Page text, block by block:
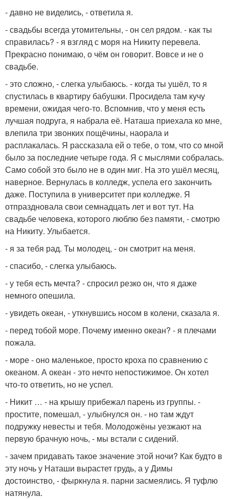
- давно не виделись, - ответила я.
- свадьбы всегда утомительны, - он сел рядом. - как ты
справилась? - я взгляд с моря на Никиту перевела.
Прекрасно понимаю, о чём он говорит. Вовсе и не о
свадьбе.
- это сложно, - слегка улыбаюсь. - когда ты ушёл, то я
спустилась в квартиру бабушки. Просидела там кучу
времени, ожидая чего-то. Вспомнив, что у меня есть
лучшая подруга, я набрала её. Наташа приехала ко мне,
влепила три звонких пощёчины, наорала и
расплакалась. Я рассказала ей о тебе, о том, что со мной
было за последние четыре года. Я с мыслями собралась.
Само собой это было не в один миг. На это ушёл месяц,
наверное. Вернулась в колледж, успела его закончить
даже. Поступила в университет при колледже. Я
отпраздновала свои семнадцать лет и вот тут. На
свадьбе человека, которого люблю без памяти, - смотрю
на Никиту. Улыбается.
- я за тебя рад. Ты молодец, - он смотрит на меня.
- спасибо, - слегка улыбаюсь.
- у тебя есть мечта? - спросил резко он, что я даже
немного опешила.
- увидеть океан, - уткнувшись носом в колени, сказала я.
- перед тобой море. Почему именно океан? - я плечами
пожала.
- море - оно маленькое, просто кроха по сравнению с
океаном. А океан - это нечто непостижимое. Он хотел
что-то ответить, но не успел.
- Никит … - на крышу прибежал парень из группы. -
простите, помешал, - улыбнулся он. - но там ждут
подружку невесты и тебя. Молодожёны уезжают на
первую брачную ночь, - мы встали с сидений.
- зачем придавать такое значение этой ночи? Как будто в
эту ночь у Наташи вырастет грудь, а у Димы
достоинство, - фыркнула я. парни засмеялись. Я туфлю
натянула.